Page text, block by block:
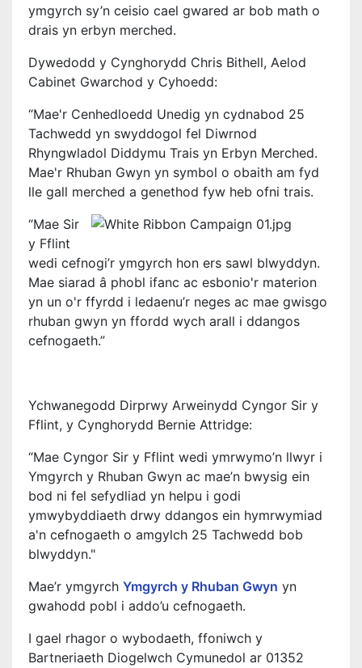
ymgyrch sy’n ceisio cael gwared ar bob math o
drais yn erbyn merched.
Dywedodd y Cynghorydd Chris Bithell, Aelod
Cabinet Gwarchod y Cyhoedd:
“Mae'r Cenhedloedd Unedig yn cydnabod 25
Tachwedd yn swyddogol fel Diwrnod
Rhyngwladol Diddymu Trais yn Erbyn Merched.
Mae'r Rhuban Gwyn yn symbol o obaith am fyd
lle gall merched a genethod fyw heb ofni trais.
“Mae Sir
y Fflint
wedi cefnogi’r ymgyrch hon ers sawl blwyddyn.
Mae siarad â phobl ifanc ac esbonio'r materion
yn un o'r ffyrdd i ledaenu’r neges ac mae gwisgo
rhuban gwyn yn ffordd wych arall i ddangos
cefnogaeth.”
Ychwanegodd Dirprwy Arweinydd Cyngor Sir y
Fflint, y Cynghorydd Bernie Attridge:
“Mae Cyngor Sir y Fflint wedi ymrwymo’n llwyr i
Ymgyrch y Rhuban Gwyn ac mae’n bwysig ein
bod ni fel sefydliad yn helpu i godi
ymwybyddiaeth drwy ddangos ein hymrwymiad
a'n cefnogaeth o amgylch 25 Tachwedd bob
blwyddyn."
Mae’r ymgyrch Ymgyrch y Rhuban Gwyn yn
gwahodd pobl i addo’u cefnogaeth.
I gael rhagor o wybodaeth, ffoniwch y
Bartneriaeth Diogelwch Cymunedol ar 01352